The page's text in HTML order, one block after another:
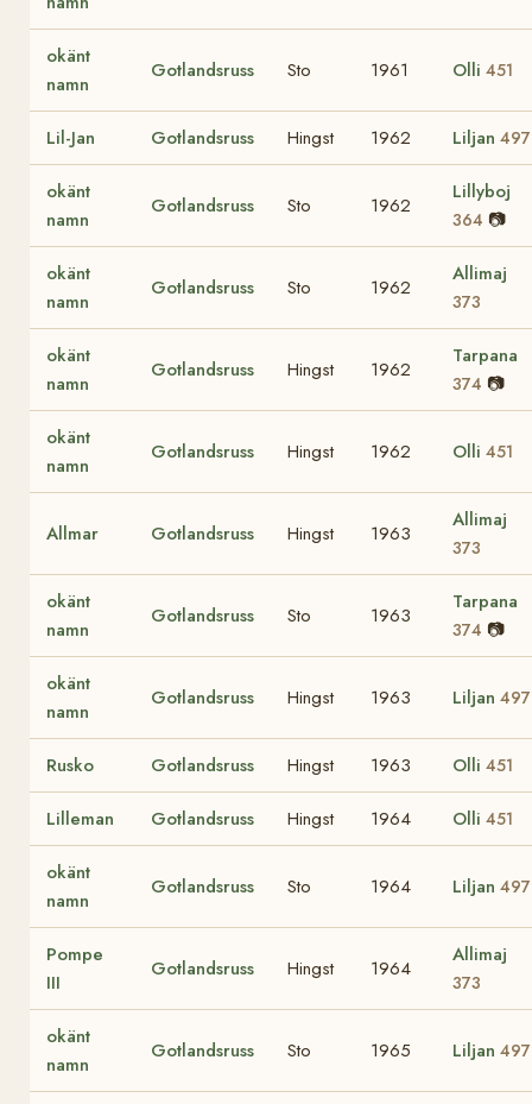
okänt
namn
Gotlandsruss Sto 1961 Olli 451
Lil-Jan Gotlandsruss Hingst 1962 Liljan 497
okänt
namn
Gotlandsruss Sto 1962
Lillyboj
364 📷
okänt
namn
Gotlandsruss Sto 1962
Allimaj
373
okänt
namn
Gotlandsruss Hingst 1962
Tarpana
374 📷
okänt
namn
Gotlandsruss Hingst 1962 Olli 451
Allmar Gotlandsruss Hingst 1963
Allimaj
373
okänt
namn
Gotlandsruss Sto 1963
Tarpana
374 📷
okänt
namn
Gotlandsruss Hingst 1963 Liljan 497
Rusko Gotlandsruss Hingst 1963 Olli 451
Lilleman Gotlandsruss Hingst 1964 Olli 451
okänt
namn
Gotlandsruss Sto 1964 Liljan 497
Pompe
III
Gotlandsruss Hingst 1964
Allimaj
373
okänt
namn
Gotlandsruss Sto 1965 Liljan 497